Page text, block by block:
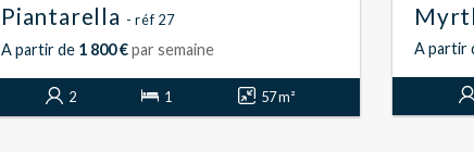
Piantarella - réf 27
A partir de 1 800 €par semaine
2 1 57 m²
A partir